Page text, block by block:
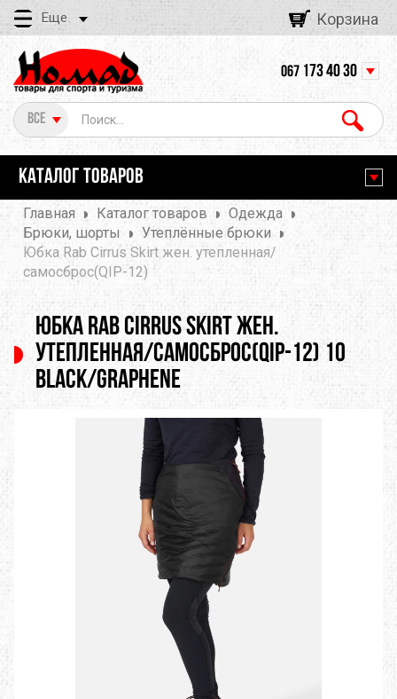
Еще Корзина
Все
067 173 40 30
КАТАЛОГ ТОВАРОВ
Главная Каталог товаров
Одежда
Брюки, шорты
Утеплённые брюки
Юбка Rab Cirrus Skirt жен. утепленная/
самосброс(QIP-12)
Юбка Rab Cirrus Skirt жен.
утепленная/самосброс(QIP-12) 10
BLACK/GRAPHENE